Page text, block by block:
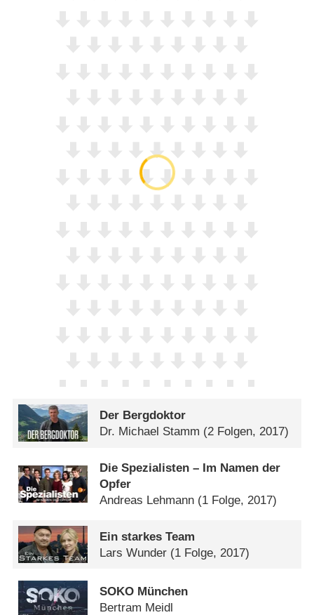
Der Bergdoktor
Dr. Michael Stamm (2 Folgen, 2017)
Die Spezialisten – Im Namen der
Opfer
Andreas Lehmann (1 Folge, 2017)
Ein starkes Team
Lars Wunder (1 Folge, 2017)
SOKO München
Bertram Meidl